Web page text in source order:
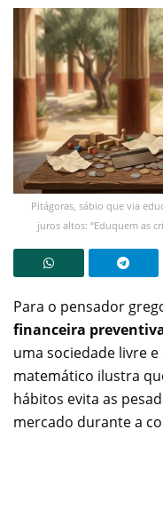
Pitágoras, sábio que via
juros altos: “Eduquem as
Para o pensador
financeira
uma sociedade livre
matemático ilustra
hábitos evita as
mercado durante a